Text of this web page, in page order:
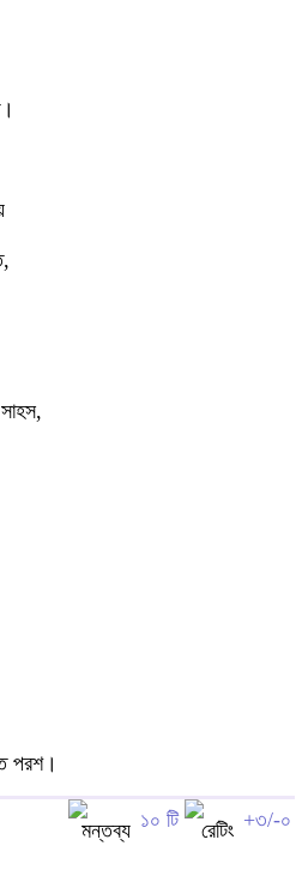
পরশ।
১০ টি +৩/-০